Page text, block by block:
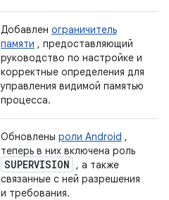
Добавлен ограничитель
памяти , предоставляющий
руководство по настройке и
корректные определения для
управления видимой памятью
процесса.
Обновлены роли Android ,
теперь в них включена роль
SUPERVISION
, а также
связанные с ней разрешения
и требования.